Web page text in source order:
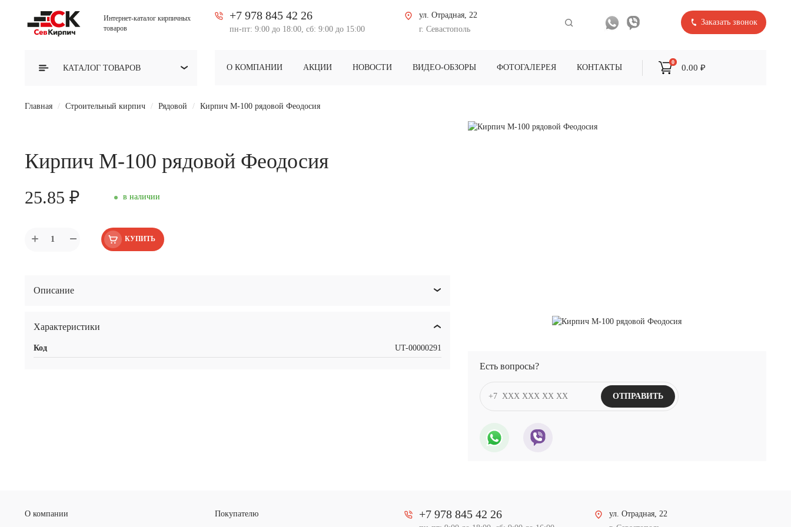
Интернет-каталог кирпичных
товаров
+7 978 845 42 26
пн-пт: 9:00 до 18:00, сб: 9:00 до 15:00
ул. Отрадная, 22
г. Севастополь
Заказать звонок
КАТАЛОГ ТОВАРОВ О КОМПАНИИ АКЦИИ НОВОСТИ ВИДЕО-ОБЗОРЫ ФОТОГАЛЕРЕЯ КОНТАКТЫ
0
0.00 ₽
Главная Строительный кирпич Рядовой Кирпич М-100 рядовой Феодосия
Кирпич М-100 рядовой Феодосия
25.85 ₽ в наличии
КУПИТЬ
Описание
Характеристики
Код UT-00000291
Есть вопросы?
ОТПРАВИТЬ
О компании Покупателю +7 978 845 42 26
ул. Отрадная, 22